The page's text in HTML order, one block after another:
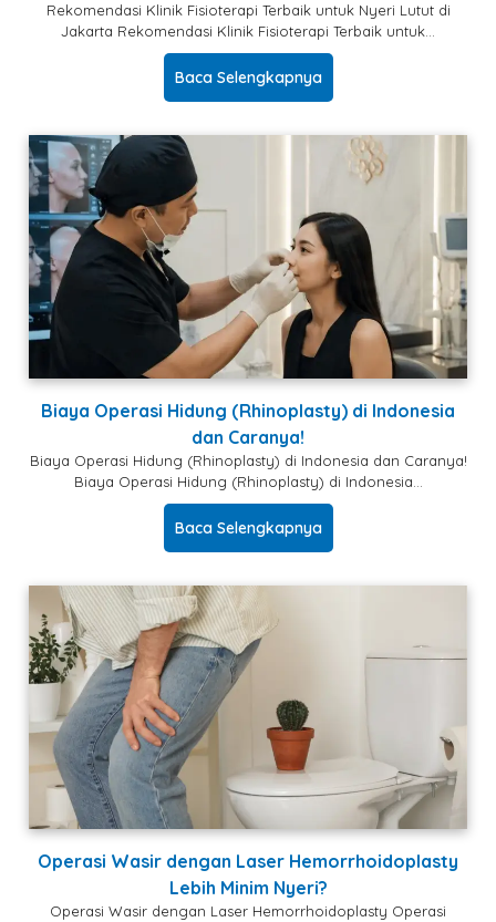
Rekomendasi Klinik Fisioterapi Terbaik untuk Nyeri Lutut di
Jakarta Rekomendasi Klinik Fisioterapi Terbaik untuk…
Baca Selengkapnya
Biaya Operasi Hidung (Rhinoplasty) di Indonesia
dan Caranya!
Biaya Operasi Hidung (Rhinoplasty) di Indonesia dan Caranya!
Biaya Operasi Hidung (Rhinoplasty) di Indonesia…
Baca Selengkapnya
Operasi Wasir dengan Laser Hemorrhoidoplasty
Lebih Minim Nyeri?
Operasi Wasir dengan Laser Hemorrhoidoplasty Operasi